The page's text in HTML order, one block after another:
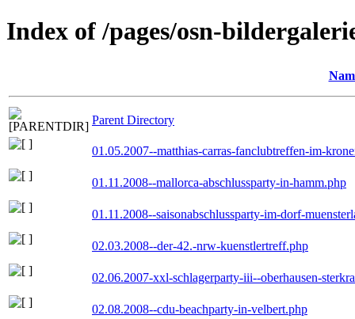
Index of /pages/osn-
Parent Directory
01.05.2007--matthias-carras-fanclubtreffen-im-
01.11.2008--mallorca-abschlussparty-in-hamm.php
01.11.2008--saisonabschlussparty-im-dorf-
02.03.2008--der-42.-nrw-kuenstlertreff.php
02.06.2007-xxl-schlagerparty-iii--oberhausen-
02.08.2008--cdu-beachparty-in-velbert.php